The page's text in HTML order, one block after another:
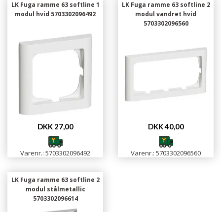
LK Fuga ramme 63 softline 1
modul hvid 5703302096492
DKK 27,00
Varenr.: 5703302096492
LK Fuga ramme 63 softline 2
modul vandret hvid
5703302096560
DKK 40,00
Varenr.: 5703302096560
LK Fuga ramme 63 softline 2
modul stålmetallic
5703302096614